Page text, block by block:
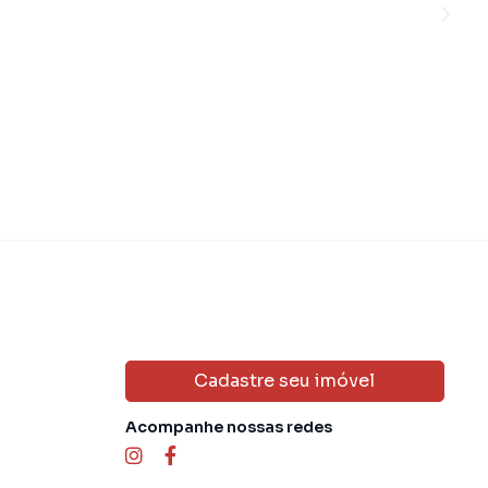
Cadastre seu imóvel
Acompanhe nossas redes